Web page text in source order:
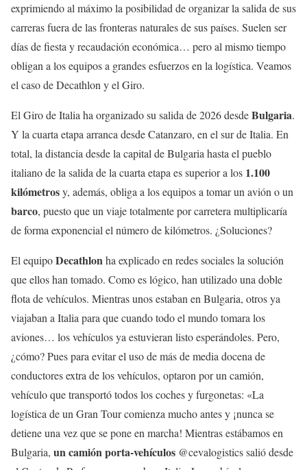
exprimiendo al máximo la posibilidad de organizar la salida de sus
carreras fuera de las fronteras naturales de sus países. Suelen ser
días de fiesta y recaudación económica… pero al mismo tiempo
obligan a los equipos a grandes esfuerzos en la logística. Veamos
el caso de Decathlon y el Giro.
El Giro de Italia ha organizado su salida de 2026 desdeBulgaria.
Y la cuarta etapa arranca desde Catanzaro, en el sur de Italia. En
total, la distancia desde la capital de Bulgaria hasta el pueblo
italiano de la salida de la cuarta etapa es superior a los 1.100
kilómetrosy, además, obliga a los equipos a tomar un avión o un
barco, puesto que un viaje totalmente por carretera multiplicaría
de forma exponencial el número de kilómetros. ¿Soluciones?
El equipoDecathlonha explicado en redes sociales la solución
que ellos han tomado. Como es lógico, han utilizado una doble
flota de vehículos. Mientras unos estaban en Bulgaria, otros ya
viajaban a Italia para que cuando todo el mundo tomara los
aviones… los vehículos ya estuvieran listo esperándoles. Pero,
¿cómo? Pues para evitar el uso de más de media docena de
conductores extra de los vehículos, optaron por un camión,
vehículo que transportó todos los coches y furgonetas: «La
logística de un Gran Tour comienza mucho antes y ¡nunca se
detiene una vez que se pone en marcha! Mientras estábamos en
Bulgaria, un camión porta-vehículos @cevalogistics salió desde